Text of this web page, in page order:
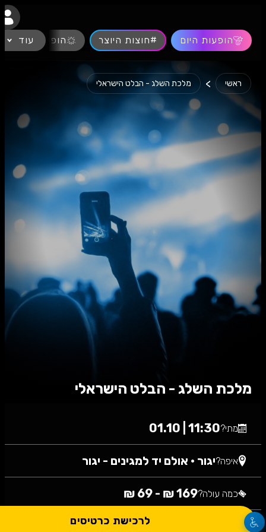
הופעות היום #חוצות היוצר הופעות חיות
עוד
ראשי > מלכת השלג - הבלט הישראלי
מלכת השלג - הבלט הישראלי
מתי?11:30 | 01.10
איפה?יגור • אולם יד למגינים - יגור
כמה עולה?169 ₪ - 69 ₪
לרכישת כרטיסים